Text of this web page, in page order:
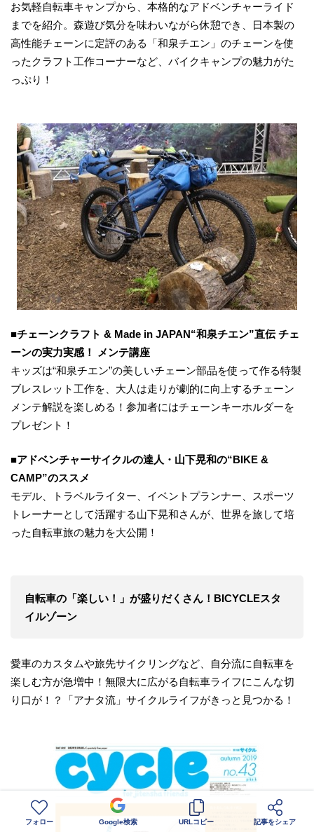
お気軽自転車キャンプから、本格的なアドベンチャーライド
までを紹介。森遊び気分を味わいながら休憩でき、日本製の
高性能チェーンに定評のある「和泉チエン」のチェーンを使
ったクラフト工作コーナーなど、バイクキャンプの魅力がた
っぷり！
■チェーンクラフト & Made in JAPAN“和泉チエン”直伝 チェ
ーンの実力実感！ メンテ講座
キッズは“和泉チエン”の美しいチェーン部品を使って作る特製
ブレスレット工作を、大人は走りが劇的に向上するチェーン
メンテ解説を楽しめる！参加者にはチェーンキーホルダーを
プレゼント！
■アドベンチャーサイクルの達人・山下晃和の“BIKE &
CAMP”のススメ
モデル、トラベルライター、イベントプランナー、スポーツ
トレーナーとして活躍する山下晃和さんが、世界を旅して培
った自転車旅の魅力を大公開！
自転車の「楽しい！」が盛りだくさん！BICYCLEスタ
イルゾーン
愛車のカスタムや旅先サイクリングなど、自分流に自転車を
楽しむ方が急増中！無限大に広がる自転車ライフにこんな切
り口が！？「アナタ流」サイクルライフがきっと見つかる！
フォロー Google検索 URLコピー 記事をシェア